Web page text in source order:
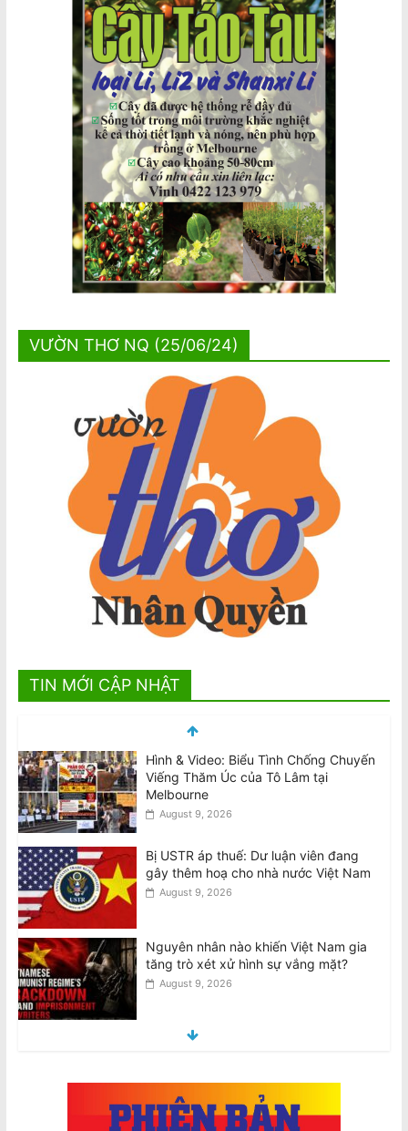
VƯỜN THƠ NQ (25/06/24)
TIN MỚI CẬP NHẬT
Hình & Video: Biểu Tình Chống Chuyến
Melbourne
August 9, 2026
Bị USTR áp thuế: Dư luận viên đang
gây thêm hoạ cho nhà nước Việt Nam
Nguyên nhân nào khiến Việt Nam gia
tăng trò xét xử hình sự vắng mặt?
Đại Hội Khoáng Đại trao đổi về những
khiếu nại liên quan đến cuộc Bầu cử
August 9, 2026
gốc Việt, ngáp trong phiên tòa
August 8, 2026